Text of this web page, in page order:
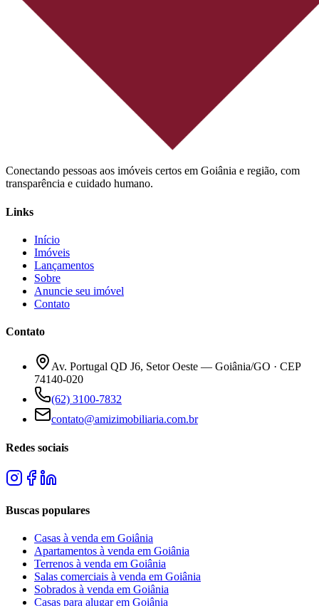
Conectando pessoas aos imóveis certos em Goiânia e região, com
transparência e cuidado humano.
Links
Início
Imóveis
Lançamentos
Sobre
Anuncie seu imóvel
Contato
Contato
Av. Portugal QD J6, Setor Oeste — Goiânia/GO · CEP
74140-020
(62) 3100-7832
contato@amizimobiliaria.com.br
Redes sociais
Buscas populares
Casas à venda em Goiânia
Apartamentos à venda em Goiânia
Terrenos à venda em Goiânia
Salas comerciais à venda em Goiânia
Sobrados à venda em Goiânia
Casas para alugar em Goiânia